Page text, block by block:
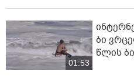
01:53
ბი
წლის